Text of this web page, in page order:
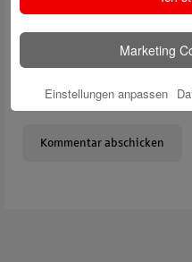
Meinen Namen, meine E-
diesem Browser für die
Marketing
Einstellungen anpassen